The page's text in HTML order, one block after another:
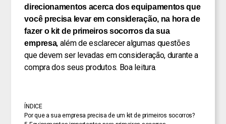
direcionamentos acerca dos equipamentos que
você precisa levar em consideração, na hora de
fazer o kit de primeiros socorros da sua
empresa, além de esclarecer algumas questões
que devem ser levadas em consideração, durante a
compra dos seus produtos. Boa leitura.
ÍNDICE
Por que a sua empresa precisa de um kit de primeiros socorros?